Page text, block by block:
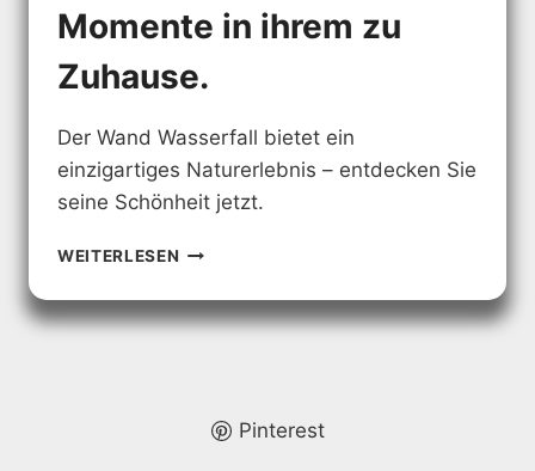
Momente in ihrem zu
Zuhause.
Der Wand Wasserfall bietet ein
einzigartiges Naturerlebnis – entdecken Sie
seine Schönheit jetzt.
WEITERLESEN DER
WASSERFALL
–
Pinterest